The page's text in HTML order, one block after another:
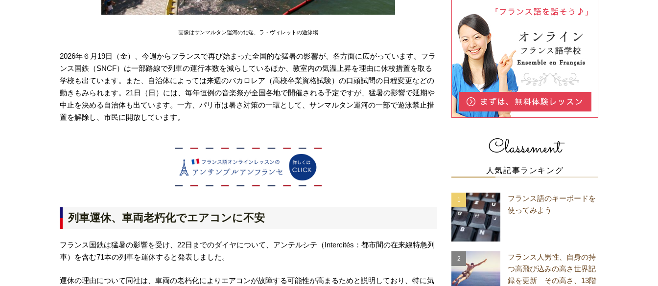
画像はサンマルタン運河の北端、ラ・ヴィレットの遊泳場
2026年６月19日（金）、今週からフランスで再び始まった全国的な猛暑の影響が、各方面に広がっています。フラ
ンス国鉄（SNCF）は一部路線で列車の運行本数を減らしているほか、教室内の気温上昇を理由に休校措置を取る
学校も出ています。また、自治体によっては来週のバカロレア（高校卒業資格試験）の口頭試問の日程変更などの
動きもみられます。21日（日）には、毎年恒例の音楽祭が全国各地で開催される予定ですが、猛暑の影響で延期や
中止を決める自治体も出ています。一方、パリ市は暑さ対策の一環として、サンマルタン運河の一部で遊泳禁止措
置を解除し、市民に開放しています。
列車運休、車両老朽化でエアコンに不安
フランス国鉄は猛暑の影響を受け、22日までのダイヤについて、 アンテルシテ（Intercités：都市間の在来線特急列
車）
を含む71本の列車を運休すると発表しました。
運休の理由について同社は、車両の老朽化によりエアコンが故障する可能性が高まるためと説明しており、特に気
Classement
人気記事ランキング
フランス語のキーボードを
使ってみよう
フランス人男性、自身の持
つ高飛び込みの高さ世界記
録を更新 その高さ、13階